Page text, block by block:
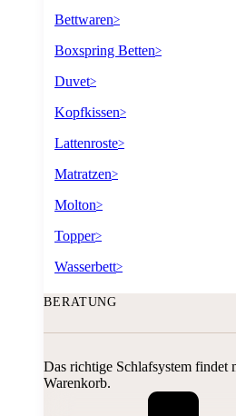
Bettwaren>
Boxspring Betten>
Duvet>
Kopfkissen>
Lattenroste>
Matratzen>
Molton>
Topper>
Wasserbett>
BERATUNG
Das richtige Schlafsystem findet
Warenkorb.